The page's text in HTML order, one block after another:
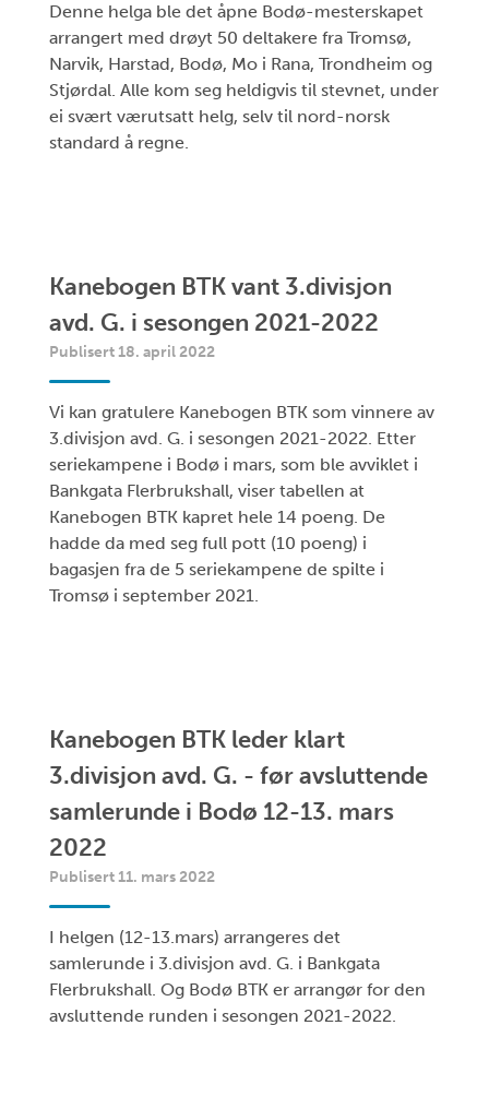
Denne helga ble det åpne Bodø-mesterskapet
arrangert med drøyt 50 deltakere fra Tromsø,
Narvik, Harstad, Bodø, Mo i Rana, Trondheim og
Stjørdal. Alle kom seg heldigvis til stevnet, under
ei svært værutsatt helg, selv til nord-norsk
standard å regne.
Kanebogen BTK vant 3.divisjon
avd. G. i sesongen 2021-2022
Publisert 18. april 2022
Vi kan gratulere Kanebogen BTK som vinnere av
3.divisjon avd. G. i sesongen 2021-2022. Etter
seriekampene i Bodø i mars, som ble avviklet i
Bankgata Flerbrukshall, viser tabellen at
Kanebogen BTK kapret hele 14 poeng. De
hadde da med seg full pott (10 poeng) i
bagasjen fra de 5 seriekampene de spilte i
Tromsø i september 2021.
Kanebogen BTK leder klart
3.divisjon avd. G. - før avsluttende
samlerunde i Bodø 12-13. mars
2022
Publisert 11. mars 2022
I helgen (12-13.mars) arrangeres det
samlerunde i 3.divisjon avd. G. i Bankgata
Flerbrukshall. Og Bodø BTK er arrangør for den
avsluttende runden i sesongen 2021-2022.